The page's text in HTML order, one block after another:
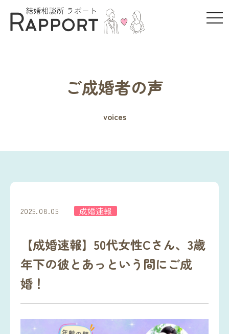
t
a
o
ご成婚者の声
voices
2025.08.05 成婚速報
【成婚速報】50代女性Cさん、3歳
年下の彼とあっという間にご成
婚！